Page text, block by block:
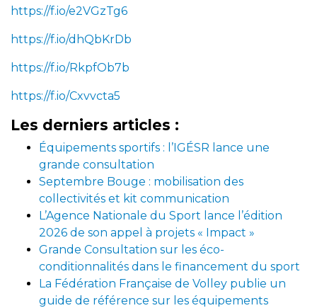
https://f.io/e2VGzTg6
https://f.io/dhQbKrDb
https://f.io/RkpfOb7b
https://f.io/Cxvvcta5
Les derniers articles :
Équipements sportifs : l’IGÉSR lance une
grande consultation
Septembre Bouge : mobilisation des
collectivités et kit communication
L’Agence Nationale du Sport lance l’édition
2026 de son appel à projets « Impact »
Grande Consultation sur les éco-
conditionnalités dans le financement du sport
La Fédération Française de Volley publie un
guide de référence sur les équipements